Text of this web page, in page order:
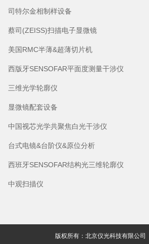
司特尔金相制样设备
蔡司(ZEISS)扫描电子显微镜
美国RMC半薄&超薄切片机
西版牙SENSOFAR平面度测量干涉仪
三维光学轮廓仪
显微镜配套设备
中国视芯光学共聚焦白光干涉仪
台式电镜&台阶仪&原位分析
西班牙SENSOFAR结构光三维轮廓仪
中观扫描仪
版权所有：北京仪光科技有限公司